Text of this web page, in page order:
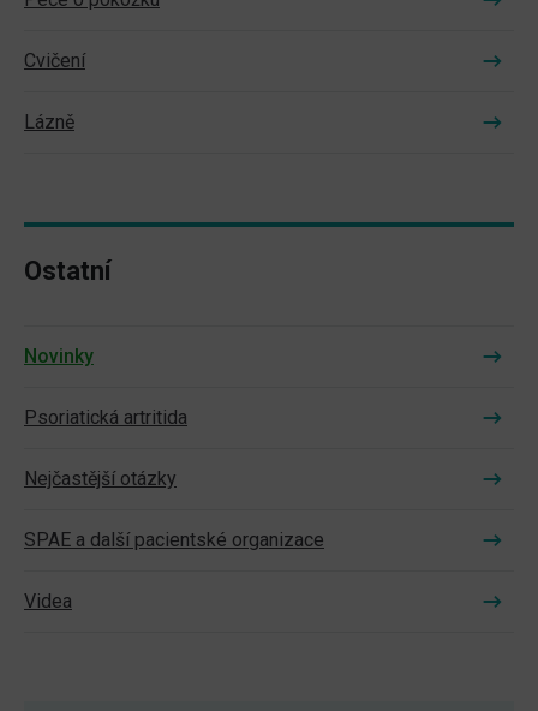
Cvičení
Lázně
Ostatní
Novinky
Psoriatická artritida
Nejčastější otázky
SPAE a další pacientské organizace
Videa